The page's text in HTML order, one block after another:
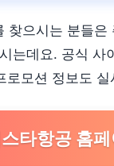
찾으시는 분들
는데요. 공식
로모션 정보도
타항공 홈페